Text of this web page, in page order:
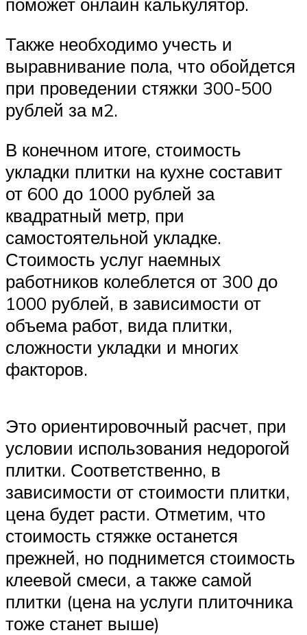
поможет онлайн калькулятор.
Также необходимо учесть и
выравнивание пола, что обойдется
при проведении стяжки 300-500
рублей за м2.
В конечном итоге, стоимость
укладки плитки на кухне составит
от 600 до 1000 рублей за
квадратный метр, при
самостоятельной укладке.
Стоимость услуг наемных
работников колеблется от 300 до
1000 рублей, в зависимости от
объема работ, вида плитки,
сложности укладки и многих
факторов.
Это ориентировочный расчет, при
условии использования недорогой
плитки. Соответственно, в
зависимости от стоимости плитки,
цена будет расти. Отметим, что
стоимость стяжке останется
прежней, но поднимется стоимость
клеевой смеси, а также самой
плитки (цена на услуги плиточника
тоже станет выше)